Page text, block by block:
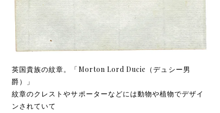
英国貴族の紋章。「Morton Lord Ducie（デュシー男
爵）」
紋章のクレストやサポーターなどには動物や植物でデザイ
ンされていて